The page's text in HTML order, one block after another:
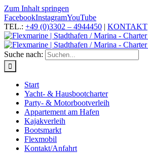
Zum Inhalt springen
FacebookInstagramYouTube
TEL.: +49 (0)3302 – 4944450 | KONTAKT
Suche nach:
Start
Yacht- & Hausbootcharter
Party- & Motorbootverleih
Appartement am Hafen
Kajakverleih
Bootsmarkt
Flexmobil
Kontakt/Anfahrt